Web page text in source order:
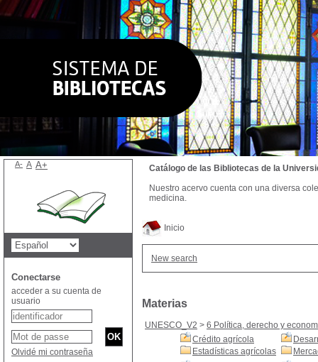
Inicio
New search
Materias
UNESCO_V2 > 6 Política, derecho y
Crédito agrícola
Estadísticas agrícolas
Catálogo de las Bibliotecas de la
Nuestro acervo cuenta con una diversa
medicina.
A- A A+
Conectarse
acceder a su cuenta de
usuario
Olvidé mi contraseña